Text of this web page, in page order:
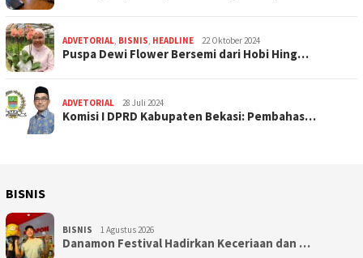
ADVETORIAL, BISNIS, HEADLINE 22 Oktober 2024
Puspa Dewi Flower Bersemi dari Hobi Hing…
ADVETORIAL 28 Juli 2024
Komisi I DPRD Kabupaten Bekasi: Pembahas…
BISNIS
BISNIS 1 Agustus 2026
Danamon Festival Hadirkan Keceriaan dan …